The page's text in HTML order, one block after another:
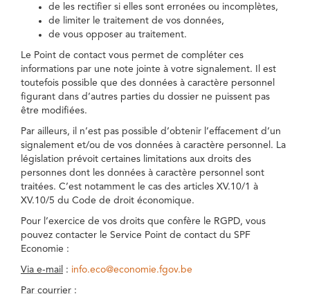
de les rectifier si elles sont erronées ou incomplètes,
de limiter le traitement de vos données,
de vous opposer au traitement.
Le Point de contact vous permet de compléter ces
informations par une note jointe à votre signalement. Il est
toutefois possible que des données à caractère personnel
figurant dans d’autres parties du dossier ne puissent pas
être modifiées.
Par ailleurs, il n’est pas possible d’obtenir l’effacement d’un
signalement et/ou de vos données à caractère personnel. La
législation prévoit certaines limitations aux droits des
personnes dont les données à caractère personnel sont
traitées. C’est notamment le cas des articles XV.10/1 à
XV.10/5 du Code de droit économique.
Pour l’exercice de vos droits que confère le RGPD, vous
pouvez contacter le Service Point de contact du SPF
Economie :
Via e-mail : info.eco@economie.fgov.be
Par courrier :